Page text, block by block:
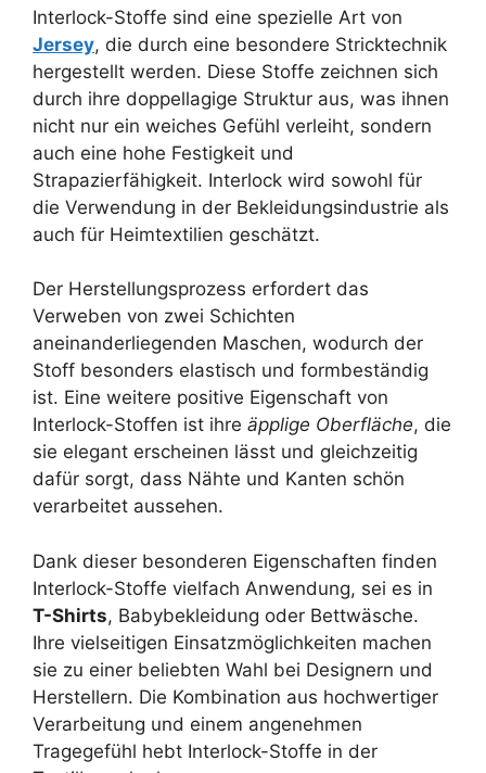
Interlock-Stoffe sind eine spezielle Art von
Jersey, die durch eine besondere Stricktechnik
hergestellt werden. Diese Stoffe zeichnen sich
durch ihre doppellagige Struktur aus, was ihnen
nicht nur ein weiches Gefühl verleiht, sondern
auch eine hohe Festigkeit und
Strapazierfähigkeit. Interlock wird sowohl für
die Verwendung in der Bekleidungsindustrie als
auch für Heimtextilien geschätzt.
Der Herstellungsprozess erfordert das
Verweben von zwei Schichten
aneinanderliegenden Maschen, wodurch der
Stoff besonders elastisch und formbeständig
ist. Eine weitere positive Eigenschaft von
Interlock-Stoffen ist ihre äpplige Oberfläche, die
sie elegant erscheinen lässt und gleichzeitig
dafür sorgt, dass Nähte und Kanten schön
verarbeitet aussehen.
Dank dieser besonderen Eigenschaften finden
Interlock-Stoffe vielfach Anwendung, sei es in
T-Shirts, Babybekleidung oder Bettwäsche.
Ihre vielseitigen Einsatzmöglichkeiten machen
sie zu einer beliebten Wahl bei Designern und
Herstellern. Die Kombination aus hochwertiger
Verarbeitung und einem angenehmen
Tragegefühl hebt Interlock-Stoffe in der